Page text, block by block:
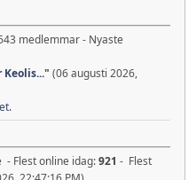
medlemmar - Nyaste
Keolis..." (06 augusti 2026,
- Flest online idag:921 - Flest